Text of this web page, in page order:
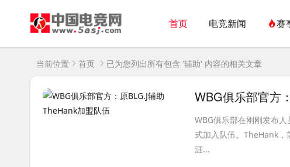
首页 电竞新闻 赛
当前位置 首页 已为您列出所有包含 '辅助' 内容的相关文章
WBG俱乐部官方
WBG俱乐部在刚刚发布
式加入队伍。TheHank，
涯...